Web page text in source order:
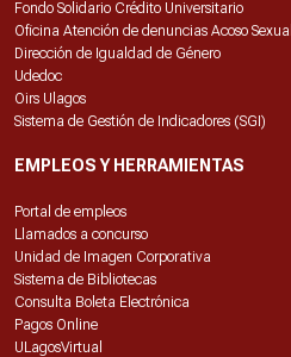
Fondo Solidario Crédito Universitario
Oficina Atención de denuncias Acoso Sexual
Dirección de Igualdad de Género
Udedoc
Oirs Ulagos
Sistema de Gestión de Indicadores (SGI)
EMPLEOS Y HERRAMIENTAS
Portal de empleos
Llamados a concurso
Unidad de Imagen Corporativa
Sistema de Bibliotecas
Consulta Boleta Electrónica
Pagos Online
ULagosVirtual